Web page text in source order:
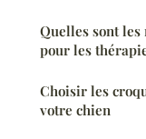
Quelles sont les
pour les
Choisir les
votre chien